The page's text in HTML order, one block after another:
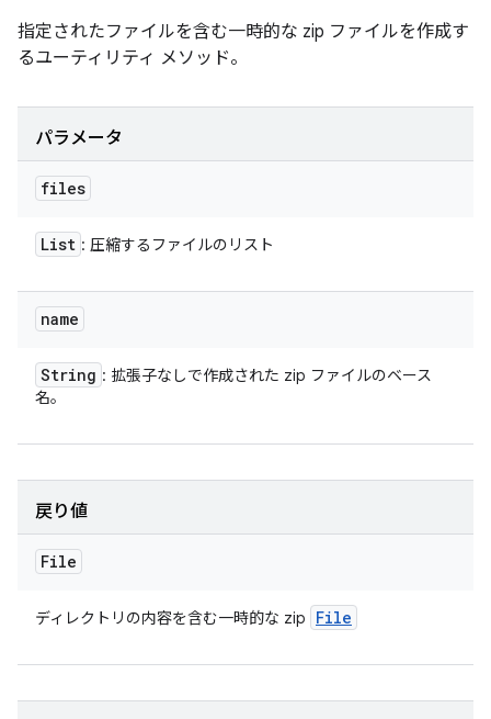
指定されたファイルを含む一時的な zip ファイルを作成す
るユーティリティ メソッド。
パラメータ
files
List : 圧縮するファイルのリスト
name
String : 拡張子なしで作成された zip ファイルのベース
名。
戻り値
File
ディレクトリの内容を含む一時的な zip File